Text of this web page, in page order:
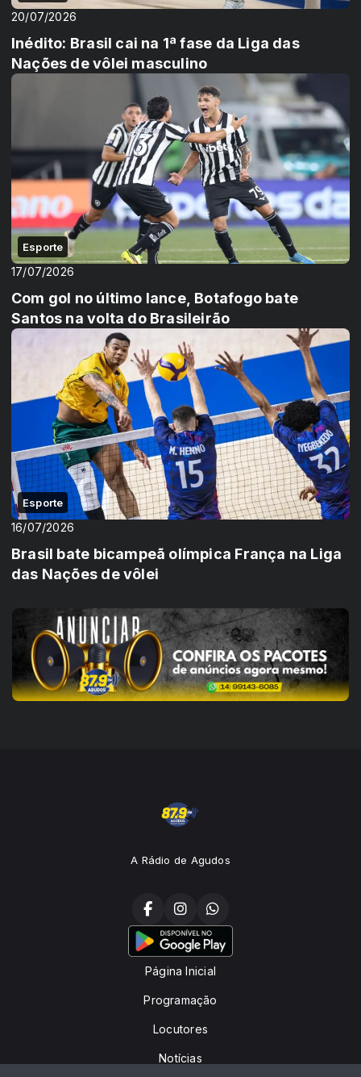
20/07/2026
Inédito: Brasil cai na 1ª fase da Liga das
Nações de vôlei masculino
Esporte
17/07/2026
Com gol no último lance, Botafogo bate
Santos na volta do Brasileirão
Esporte
16/07/2026
Brasil bate bicampeã olímpica França na Liga
das Nações de vôlei
A Rádio de Agudos
Página Inicial
Programação
Locutores
Notícias